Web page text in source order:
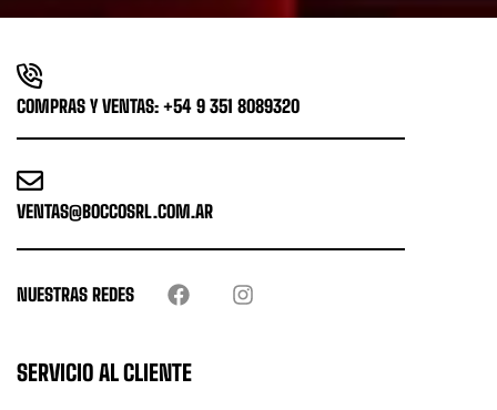
COMPRAS Y VENTAS: +54 9 351 8089320
VENTAS@BOCCOSRL.COM.AR
NUESTRAS REDES
SERVICIO AL CLIENTE